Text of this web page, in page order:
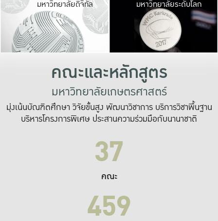
มหาวิทยาลัยดิจิทัล
เปลี่ยนแปลง แล
เพื่อทำง
ระบบสารสนเทศ
มหาวิทยาลัยระดับโลก
คณะและหลักสูตร
มหาวิทยาลัยเกษตรศาสตร์
มุ่งเน้นบัณฑิตศึกษา วิจัยขั้นสูง พัฒนาวิชาการ บริการวิชาพื้นฐาน
บริหารโครงการพิเศษ ประสานความร่วมมือกับนานาชาติ
37
คณะ
459